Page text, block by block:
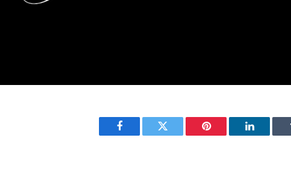
Facebook Twitter Pinterest LinkedIn